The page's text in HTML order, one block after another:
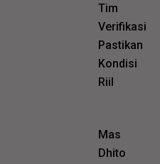
Tim
Verifikasi
Pastikan
Kondisi
Riil
Mas
Dhito